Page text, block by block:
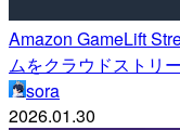
Amazon GameLift
ムをクラウドストリ
sora
2026.01.30